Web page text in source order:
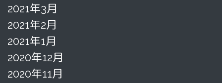
2021年3月
2021年2月
2021年1月
2020年12月
2020年11月